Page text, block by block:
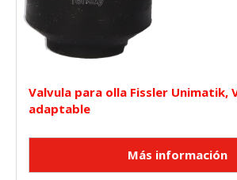
Valvula para olla Fissler Unimatik,
adaptable